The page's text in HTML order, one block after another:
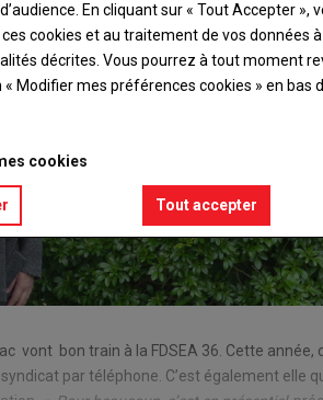
vont bon train à la FDSEA 36. Cette année,
par téléphone. C’est également elle
En cliquant sur « Tout Accepter »,
ces cookies et au traitement de vos données
décrites. Vous pourrez à tout moment
Modifier mes préférences cookies » en bas
cookies
Tout accepter